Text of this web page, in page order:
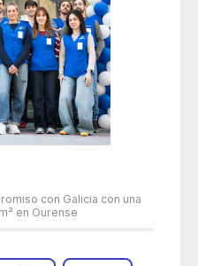
con Galicia con una
en Ourense